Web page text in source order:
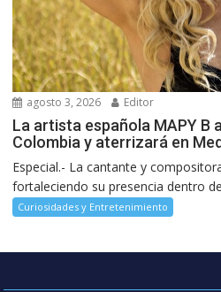
agosto 3, 2026 Editor
La artista española MAPY B
Colombia y aterrizará en
Especial.- La cantante y
fortaleciendo su presencia dentro
Curiosidades y Entretenimiento